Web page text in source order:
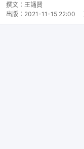
撰文： 王誦賢
出版： 2021-11-15 22:00